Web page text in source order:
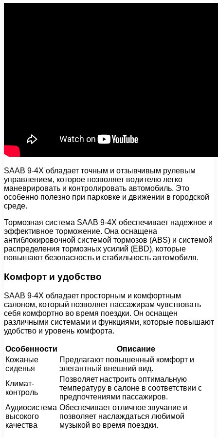
SAAB 9-4X обладает точным и отзывчивым рулевым
управлением, которое позволяет водителю легко
маневрировать и контролировать автомобиль. Это
особенно полезно при парковке и движении в городской
среде.
Тормозная система SAAB 9-4X обеспечивает надежное и
эффективное торможение. Она оснащена
антиблокировочной системой тормозов (ABS) и системой
распределения тормозных усилий (EBD), которые
повышают безопасность и стабильность автомобиля.
Комфорт и удобство
SAAB 9-4X обладает просторным и комфортным
салоном, который позволяет пассажирам чувствовать
себя комфортно во время поездки. Он оснащен
различными системами и функциями, которые повышают
удобство и уровень комфорта.
Особенности
Описание
Кожаные
сиденья
Предлагают повышенный комфорт и
элегантный внешний вид.
Климат-
контроль
Позволяет настроить оптимальную
температуру в салоне в соответствии с
предпочтениями пассажиров.
Аудиосистема
высокого
качества
Обеспечивает отличное звучание и
позволяет наслаждаться любимой
музыкой во время поездки.